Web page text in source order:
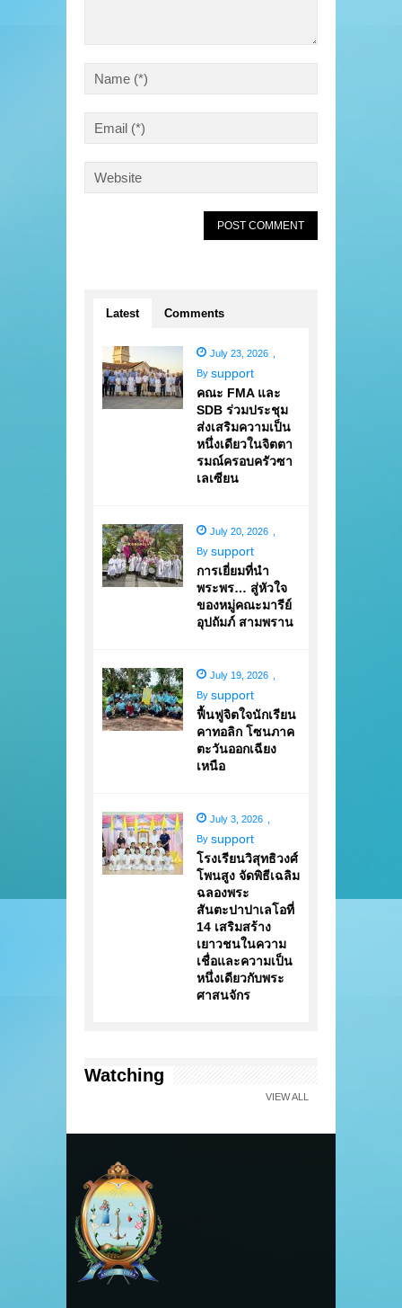
Latest Comments
July 23, 2026
By support
คณะ FMA และ
SDB ร่วมประชุม
ส่งเสริมความเป็น
หนึ่งเดียวในจิตตา
รมณ์ครอบครัวซา
เลเซียน
July 20, 2026
By support
การเยี่ยมที่นำ
พระพร… สู่หัวใจ
ของหมู่คณะมารีย์
อุปถัมภ์ สามพราน
July 19, 2026
By support
ฟื้นฟูจิตใจนักเรียน
คาทอลิก โซนภาค
ตะวันออกเฉียง
เหนือ
July 3, 2026
By support
โรงเรียนวิสุทธิวงศ์
โพนสูง จัดพิธีเฉลิม
ฉลองพระ
สันตะปาปาเลโอที่
14 เสริมสร้าง
เยาวชนในความ
เชื่อและความเป็น
หนึ่งเดียวกับพระ
ศาสนจักร
Watching
VIEW ALL